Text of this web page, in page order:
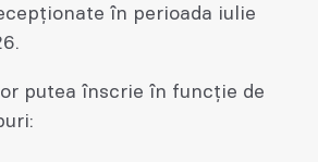
în perioada iulie
putea înscrie în funcție de